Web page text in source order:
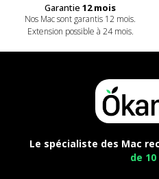
Garantie 12 mois
Nos Mac sont garantis 12 mois.
Extension possible à 24 mois.
Le spécialiste des Mac
de